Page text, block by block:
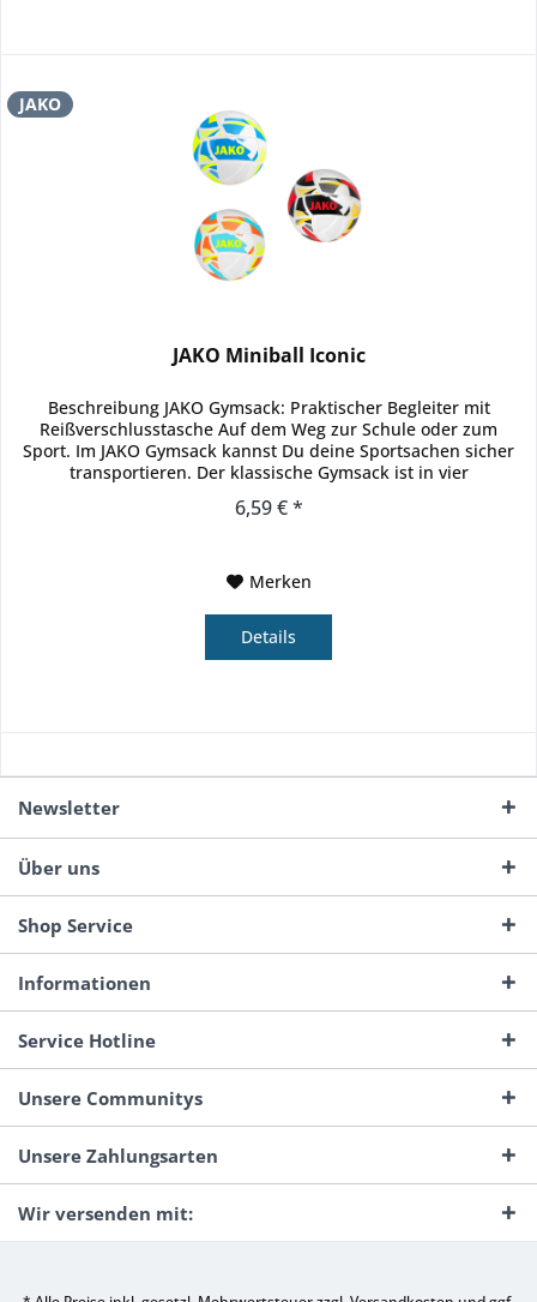
JAKO
JAKO Miniball Iconic
Beschreibung JAKO Gymsack: Praktischer Begleiter mit
Reißverschlusstasche Auf dem Weg zur Schule oder zum
Sport. Im JAKO Gymsack kannst Du deine Sportsachen sicher
transportieren. Der klassische Gymsack ist in vier
6,59 € *
Merken
Details
Newsletter
Über uns
Shop Service
Informationen
Service Hotline
Unsere Communitys
Unsere Zahlungsarten
Wir versenden mit: